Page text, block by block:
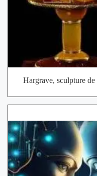
Hargrave, sculpture de